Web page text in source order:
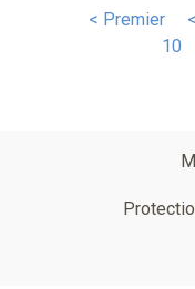
Pagination
Première
< Premier <
Page
10